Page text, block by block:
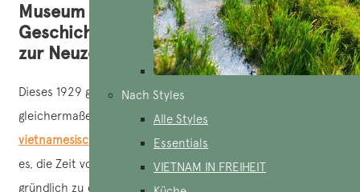
Nach Styles
Alle Styles
Essentials
VIETNAM IN FREIHEIT
Museum der vietnamesischen
Geschichte von der Vorgeschichte bis
zur Neuzeit
Dieses 1929 gegründete Museum in Ho Chi Minh ist
gleichermaßen wichtig, um die verschiedenen
vietnamesischen Geschichtezu erzählen, und ermöglicht
es, die Zeit von der Vorgeschichte bis zur Moderne
gründlich zu erforschen.